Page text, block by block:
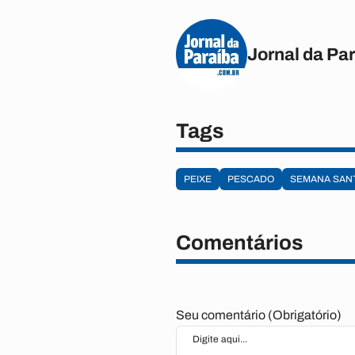
Jornal da
Tags
PEIXE PESCADO SEMANA
Comentários
Seu comentário (Obrigatório)